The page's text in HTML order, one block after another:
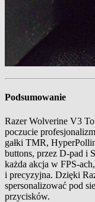
Podsumowanie
Razer Wolverine V3
poczucie
gałki TMR,
buttons, przez D‑pad i
każda akcja w FPS-
i precyzyjna. Dzięki
spersonalizować pod
przycisków.